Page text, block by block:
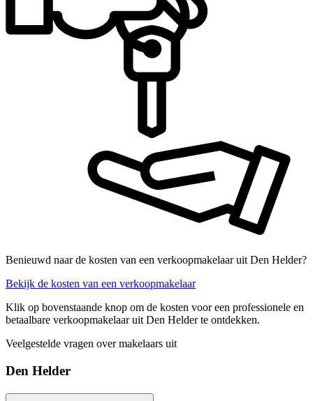
Benieuwd naar de kosten van een verkoopmakelaar uit Den Helder?
Bekijk de kosten van een verkoopmakelaar
Klik op bovenstaande knop om de kosten voor een professionele en
betaalbare verkoopmakelaar uit Den Helder te ontdekken.
Veelgestelde vragen over makelaars uit
Den Helder